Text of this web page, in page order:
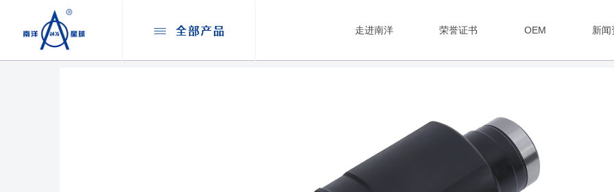
走进南洋 荣誉证书 OEM 新闻
首页/产品中心